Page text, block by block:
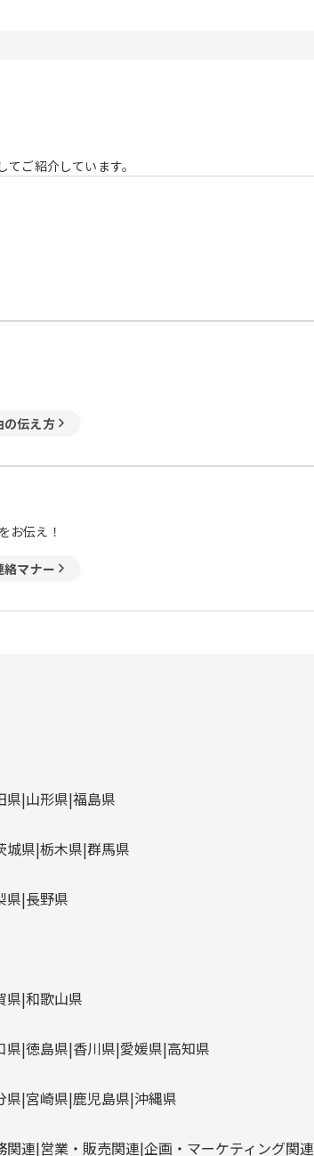
ご紹介しています。
の伝え方
お伝え！
絡マナー
県 山形県 福島県
城県 栃木県 群馬県
県 長野県
県 和歌山県
県 徳島県 香川県 愛媛県 高知県
県 宮崎県 鹿児島県 沖縄県
関連 営業・販売関連 企画・マーケティング関連